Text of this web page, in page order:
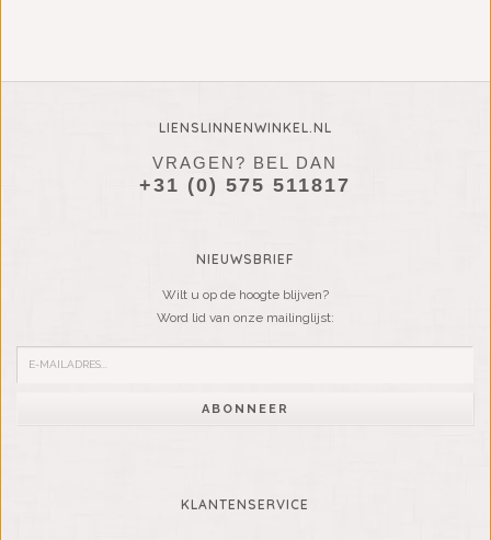
LIENSLINNENWINKEL.NL
VRAGEN? BEL DAN
+31 (0) 575 511817
NIEUWSBRIEF
Wilt u op de hoogte blijven?
Word lid van onze mailinglijst:
ABONNEER
KLANTENSERVICE